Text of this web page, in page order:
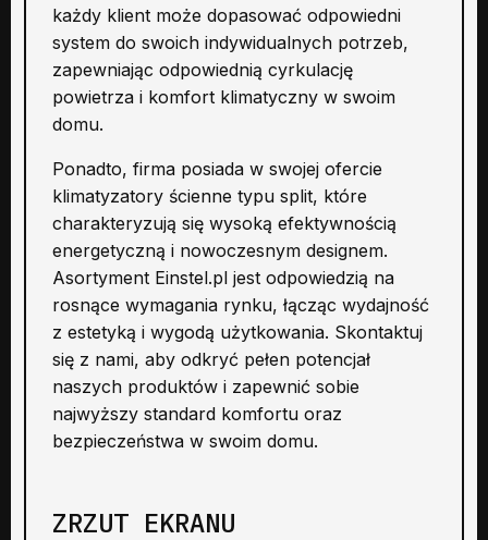
każdy klient może dopasować odpowiedni
system do swoich indywidualnych potrzeb,
zapewniając odpowiednią cyrkulację
powietrza i komfort klimatyczny w swoim
domu.
Ponadto, firma posiada w swojej ofercie
klimatyzatory ścienne typu split, które
charakteryzują się wysoką efektywnością
energetyczną i nowoczesnym designem.
Asortyment Einstel.pl jest odpowiedzią na
rosnące wymagania rynku, łącząc wydajność
z estetyką i wygodą użytkowania. Skontaktuj
się z nami, aby odkryć pełen potencjał
naszych produktów i zapewnić sobie
najwyższy standard komfortu oraz
bezpieczeństwa w swoim domu.
ZRZUT EKRANU